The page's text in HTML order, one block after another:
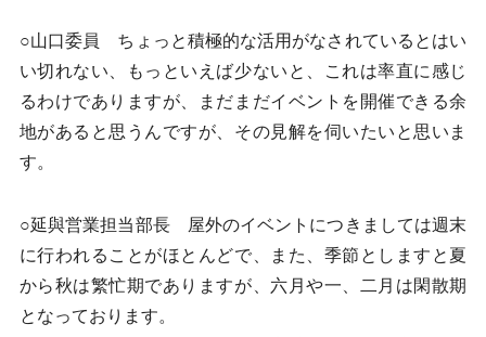
○山口委員 ちょっと積極的な活用がなされているとはい
い切れない、もっといえば少ないと、これは率直に感じ
るわけでありますが、まだまだイベントを開催できる余
地があると思うんですが、その見解を伺いたいと思いま
す。
○延與営業担当部長 屋外のイベントにつきましては週末
に行われることがほとんどで、また、季節としますと夏
から秋は繁忙期でありますが、六月や一、二月は閑散期
となっております。